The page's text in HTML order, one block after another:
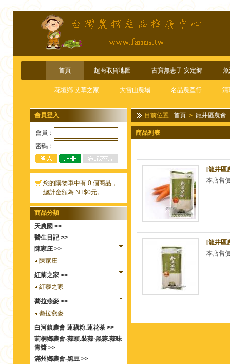
首頁 超商取貨地圖 古寶無患子 安定鄉
花壇鄉 艾草之家 大雪山農場 名品農產行 清
會員登入
會員：
密碼：
您的購物車中有 0 個商品，
總計金額為 NT$0元。
商品分類
天農國 >>
醫生日記 >>
陳家庄 >>
陳家庄
紅藜之家 >>
紅藜之家
蕎拉燕麥 >>
蕎拉燕麥
白河鎮農會 蓮藕粉.蓮花茶 >>
莿桐鄉農會-蒜頭.裝蒜·黑蒜.蒜味
青醬 >>
滿州鄉農會-黑豆 >>
目前位置: 首頁 > 龍井區農會
商品列表
[龍井區
本店售
[龍井區
本店售